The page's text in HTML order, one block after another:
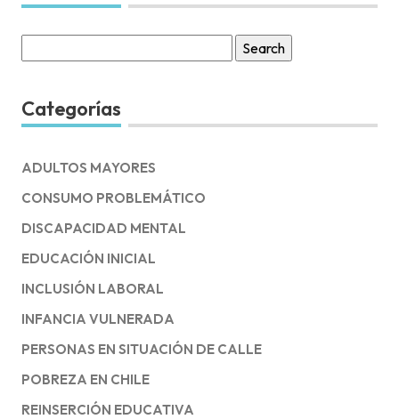
for:
Categorías
ADULTOS MAYORES
CONSUMO PROBLEMÁTICO
DISCAPACIDAD MENTAL
EDUCACIÓN INICIAL
INCLUSIÓN LABORAL
INFANCIA VULNERADA
PERSONAS EN SITUACIÓN DE CALLE
POBREZA EN CHILE
REINSERCIÓN EDUCATIVA